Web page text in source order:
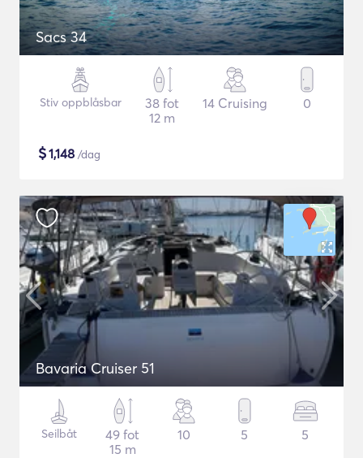
Sacs 34
Stiv oppblåsbar
38 fot
12 m
14 Cruising 0
$1,148 /dag
Bavaria Cruiser 51
Seilbåt
49 fot
15 m
10 5 5